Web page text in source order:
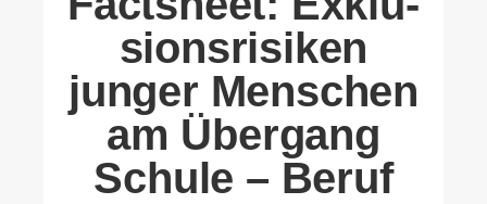
si­ons­ri­siken
junger Men­schen
am Übergang
Schule – Beruf